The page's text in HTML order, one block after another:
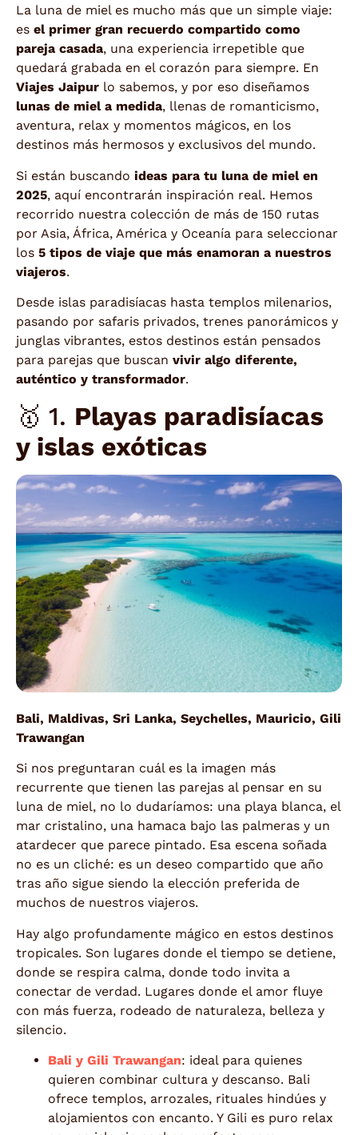
La luna de miel es mucho más que un simple viaje:
es el primer gran recuerdo compartido como
pareja casada, una experiencia irrepetible que
quedará grabada en el corazón para siempre. En
Viajes Jaipur lo sabemos, y por eso diseñamos
lunas de miel a medida, llenas de romanticismo,
aventura, relax y momentos mágicos, en los
destinos más hermosos y exclusivos del mundo.
Si están buscando ideas para tu luna de miel en
2025, aquí encontrarán inspiración real. Hemos
recorrido nuestra colección de más de 150 rutas
por Asia, África, América y Oceanía para seleccionar
los 5 tipos de viaje que más enamoran a nuestros
viajeros.
Desde islas paradisíacas hasta templos milenarios,
pasando por safaris privados, trenes panorámicos y
junglas vibrantes, estos destinos están pensados
para parejas que buscan vivir algo diferente,
auténtico y transformador.
🥇 1. Playas paradisíacas
y islas exóticas
Bali, Maldivas, Sri Lanka, Seychelles, Mauricio, Gili
Trawangan
Si nos preguntaran cuál es la imagen más
recurrente que tienen las parejas al pensar en su
luna de miel, no lo dudaríamos: una playa blanca, el
mar cristalino, una hamaca bajo las palmeras y un
atardecer que parece pintado. Esa escena soñada
no es un cliché: es un deseo compartido que año
tras año sigue siendo la elección preferida de
muchos de nuestros viajeros.
Hay algo profundamente mágico en estos destinos
tropicales. Son lugares donde el tiempo se detiene,
donde se respira calma, donde todo invita a
conectar de verdad. Lugares donde el amor fluye
con más fuerza, rodeado de naturaleza, belleza y
silencio.
Bali y Gili Trawangan: ideal para quienes
quieren combinar cultura y descanso. Bali
ofrece templos, arrozales, rituales hindúes y
alojamientos con encanto. Y Gili es puro relax